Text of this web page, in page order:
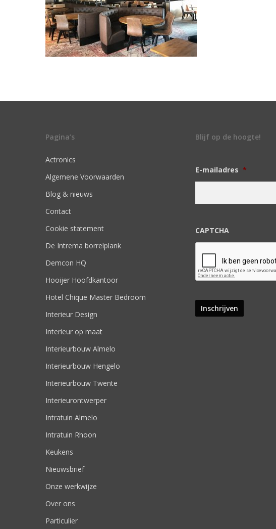
Pagina’s
Actronics
Algemene Voorwaarden
Blog & nieuws
Contact
Cookie statement
De Intrema borrelplank
Demcon HQ
Hooijer Hoofdkantoor
Hotel Chique Master Bedroom
Interieur Design
Interieur op maat
Interieurbouw Almelo
Interieurbouw Hengelo
Interieurbouw Twente
Interieurontwerper
Intratuin Almelo
Intratuin Rhoon
Keukens
Nieuwsbrief
Onze werkwijze
Over ons
Particulier
Blijf op de hoogte!
E-mailadres *
CAPTCHA